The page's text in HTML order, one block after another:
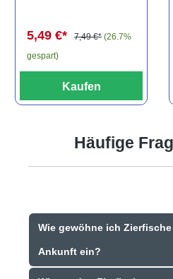
5,49 €* 7,49 €* (26.7%
gespart)
Kaufen
Häufige
Wie gewöhne ich
Ankunft ein?